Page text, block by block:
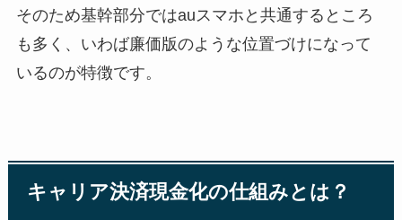
そのため基幹部分ではauスマホと共通するところ
も多く、いわば廉価版のような位置づけになって
いるのが特徴です。
キャリア決済現金化の仕組みとは？